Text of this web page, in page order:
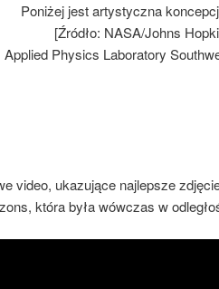
Poniżej jest artystyczna
[Źródło: NASA/Johns
Applied Physics Laboratory
video, ukazujące najlepsze
która była wówczas w